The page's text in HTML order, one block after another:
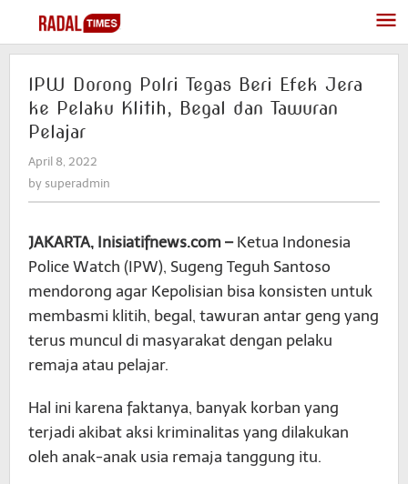
content
IPW Dorong Polri Tegas Beri Efek Jera
ke Pelaku Klitih, Begal dan Tawuran
Pelajar
April 8, 2022
superadmin
by superadmin
JAKARTA, Inisiatifnews.com – Ketua Indonesia
Police Watch (IPW), Sugeng Teguh Santoso
mendorong agar Kepolisian bisa konsisten untuk
membasmi klitih, begal, tawuran antar geng yang
terus muncul di masyarakat dengan pelaku
remaja atau pelajar.
Hal ini karena faktanya, banyak korban yang
terjadi akibat aksi kriminalitas yang dilakukan
oleh anak-anak usia remaja tanggung itu.